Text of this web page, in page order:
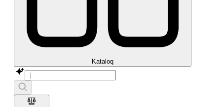
Kataloq